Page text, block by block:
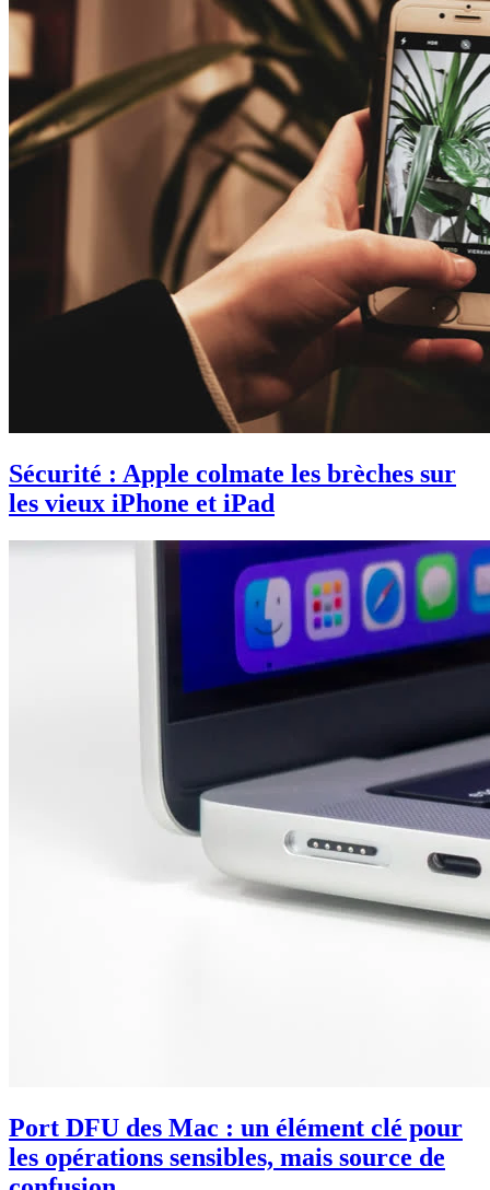
Sécurité : Apple colmate les brèches sur
les vieux iPhone et iPad
Port DFU des Mac : un élément clé pour
les opérations sensibles, mais source de